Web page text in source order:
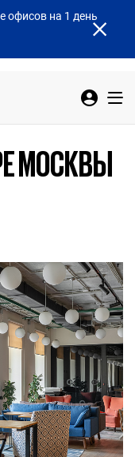
офисов на 1 день
МОСКВЫ